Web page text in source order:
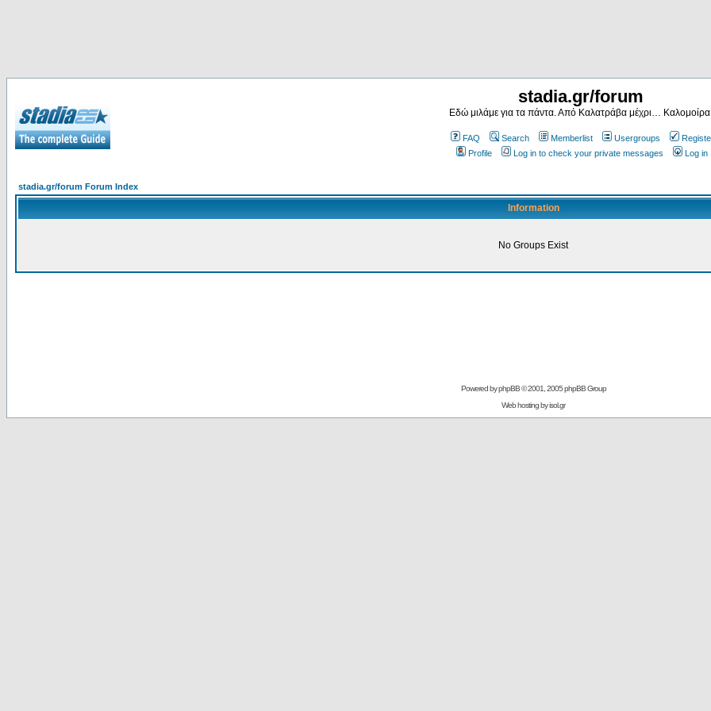
stadia.gr/forum
Εδώ μιλάμε για τα πάντα. Από Καλατράβα μέχρι…
FAQ Search Memberlist Usergroups
Profile
Log in to check your private messages Log in
stadia.gr/forum Forum Index
Information
No Groups Exist
Powered byphpBB© 2001, 2005 phpBB Group
Web hosting byisol.gr